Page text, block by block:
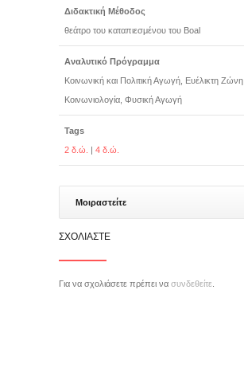
Διδακτική Μέθοδος
θεάτρο του καταπιεσμένου του Boal
Αναλυτικό Πρόγραμμα
Κοινωνική και Πολιτική Αγωγή, Ευέλικτη Ζώνη,
Κοινωνιολογία, Φυσική Αγωγή
Tags
2 δ.ώ.
| 4 δ.ώ.
Μοιραστείτε
ΣΧΟΛΙΆΣΤΕ
Για να σχολιάσετε πρέπει να συνδεθείτε